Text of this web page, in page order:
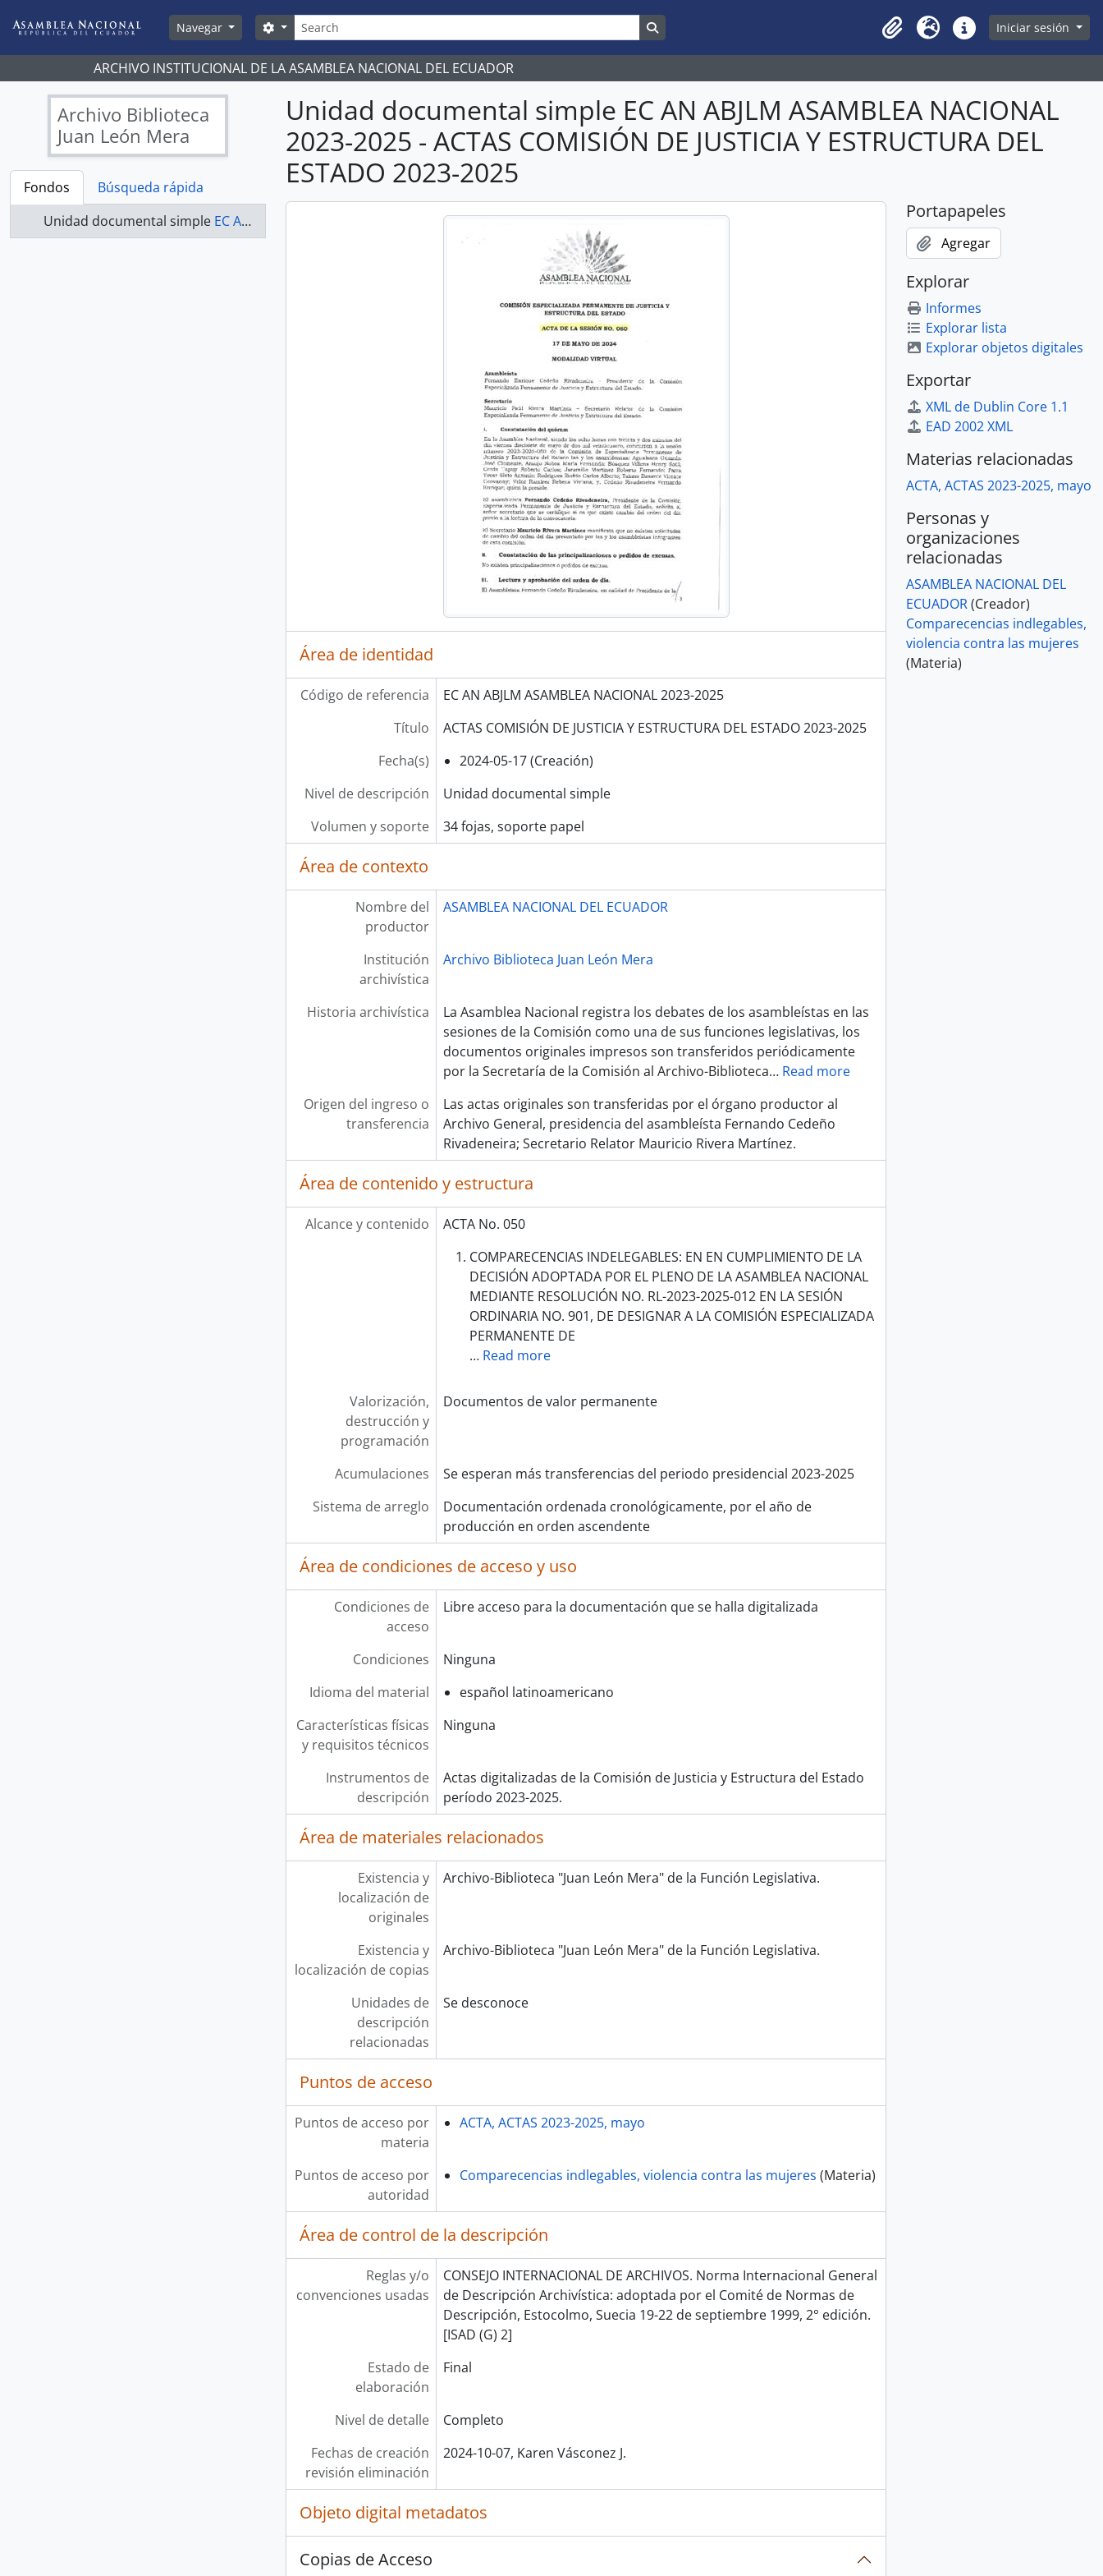
Navegar
Búsqueda
Search options
Clipboard
Idioma Enlaces rápidos
Iniciar sesión
ARCHIVO INSTITUCIONAL DE LA ASAMBLEA NACIONAL DEL ECUADOR
Archivo Biblioteca
Juan León Mera
Fondos
Búsqueda rápida
Unidad documental simple EC AN ABJLM ASAMBLEA NACIONAL 2023-2025 - ACTAS COMISIÓN DE JUSTICIA Y ESTRUCTURA DEL ESTADO 2023-2025
Unidad documental simple EC AN ABJLM ASAMBLEA NACIONAL
2023-2025 - ACTAS COMISIÓN DE JUSTICIA Y ESTRUCTURA DEL
ESTADO 2023-2025
Área de identidad
Código de referencia
EC AN ABJLM ASAMBLEA NACIONAL 2023-2025
Título
ACTAS COMISIÓN DE JUSTICIA Y ESTRUCTURA DEL ESTADO 2023-2025
Fecha(s)
2024-05-17 (Creación)
Nivel de descripción
Unidad documental simple
Volumen y soporte
34 fojas, soporte papel
Área de contexto
Nombre del
productor
ASAMBLEA NACIONAL DEL ECUADOR
Institución
archivística
Archivo Biblioteca Juan León Mera
Historia archivística
La Asamblea Nacional registra los debates de los asambleístas en las
sesiones de la Comisión como una de sus funciones legislativas, los
documentos originales impresos son transferidos periódicamente
por la Secretaría de la Comisión al Archivo-Biblioteca… Read more
Origen del ingreso o
transferencia
Las actas originales son transferidas por el órgano productor al
Archivo General, presidencia del asambleísta Fernando Cedeño
Rivadeneira; Secretario Relator Mauricio Rivera Martínez.
Área de contenido y estructura
Alcance y contenido
ACTA No. 050
COMPARECENCIAS INDELEGABLES: EN EN CUMPLIMIENTO DE LA
DECISIÓN ADOPTADA POR EL PLENO DE LA ASAMBLEA NACIONAL
MEDIANTE RESOLUCIÓN NO. RL-2023-2025-012 EN LA SESIÓN
ORDINARIA NO. 901, DE DESIGNAR A LA COMISIÓN ESPECIALIZADA
PERMANENTE DE
… Read more
Valorización,
destrucción y
programación
Documentos de valor permanente
Acumulaciones
Se esperan más transferencias del periodo presidencial 2023-2025
Sistema de arreglo
Documentación ordenada cronológicamente, por el año de
producción en orden ascendente
Área de condiciones de acceso y uso
Condiciones de
acceso
Libre acceso para la documentación que se halla digitalizada
Condiciones
Ninguna
Idioma del material
español latinoamericano
Características físicas
y requisitos técnicos
Ninguna
Instrumentos de
descripción
Actas digitalizadas de la Comisión de Justicia y Estructura del Estado
período 2023-2025.
Área de materiales relacionados
Existencia y
localización de
originales
Archivo-Biblioteca "Juan León Mera" de la Función Legislativa.
Existencia y
localización de copias
Archivo-Biblioteca "Juan León Mera" de la Función Legislativa.
Unidades de
descripción
relacionadas
Se desconoce
Puntos de acceso
Puntos de acceso por
materia
ACTA, ACTAS 2023-2025, mayo
Puntos de acceso por
autoridad
Comparecencias indlegables, violencia contra las mujeres (Materia)
Área de control de la descripción
Reglas y/o
convenciones usadas
CONSEJO INTERNACIONAL DE ARCHIVOS. Norma Internacional General
de Descripción Archivística: adoptada por el Comité de Normas de
Descripción, Estocolmo, Suecia 19-22 de septiembre 1999, 2° edición.
[ISAD (G) 2]
Estado de
elaboración
Final
Nivel de detalle
Completo
Fechas de creación
revisión eliminación
2024-10-07, Karen Vásconez J.
Objeto digital metadatos
Copias de Acceso
Portapapeles
Agregar
Explorar
Informes
Explorar lista
Explorar objetos digitales
Exportar
XML de Dublin Core 1.1
EAD 2002 XML
Materias relacionadas
ACTA, ACTAS 2023-2025, mayo
Personas y
organizaciones
relacionadas
ASAMBLEA NACIONAL DEL
ECUADOR(Creador)
Comparecencias indlegables,
violencia contra las mujeres
(Materia)